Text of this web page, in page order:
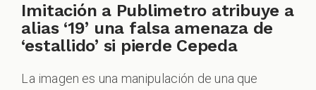
Imitación a Publimetro atribuye a
alias ‘19’ una falsa amenaza de
‘estallido’ si pierde Cepeda
La imagen es una manipulación de una que